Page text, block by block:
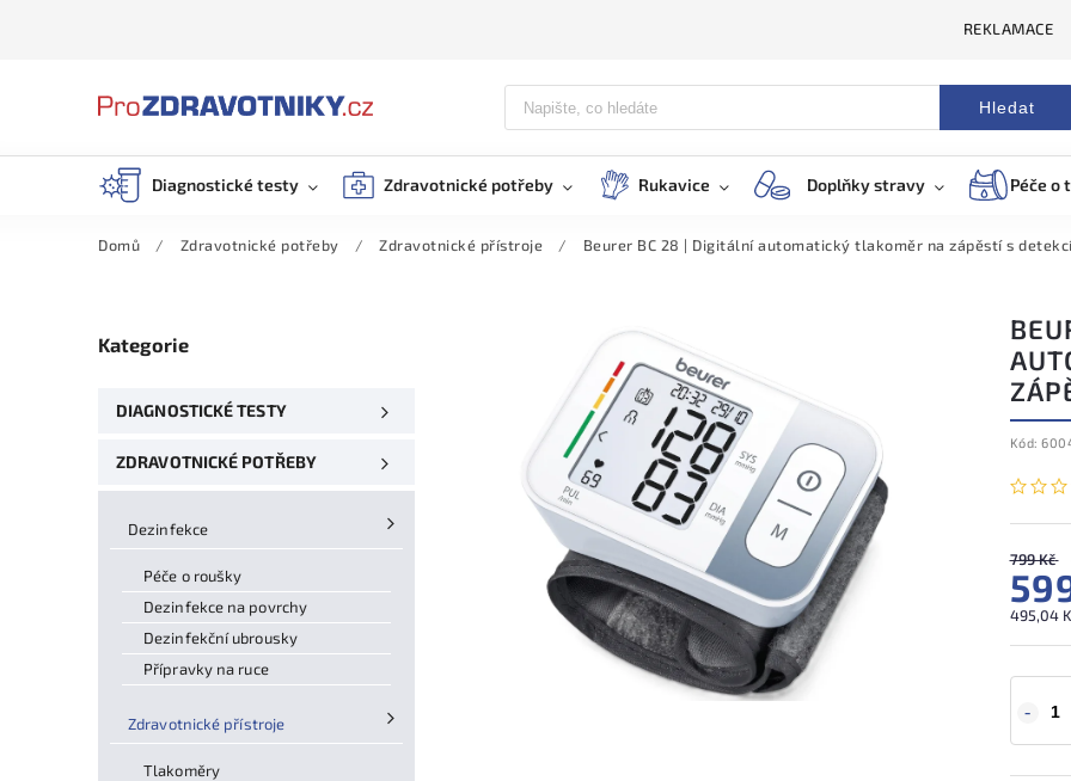
REKLAMACE
Hledat
Diagnostické testy Zdravotnické potřeby Rukavice Doplňky stravy Péče o
Domů / Zdravotnické potřeby / Zdravotnické přístroje / Beurer BC 28 | Digitální automatický tlakoměr na zápěstí s
Kategorie
DIAGNOSTICKÉ TESTY
ZDRAVOTNICKÉ POTŘEBY
Dezinfekce
Péče o roušky
Dezinfekce na povrchy
Dezinfekční ubrousky
Přípravky na ruce
Zdravotnické přístroje
Tlakoměry
Kód:
799 Kč
495,04